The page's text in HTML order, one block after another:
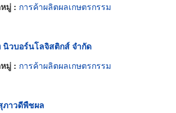
มู่ : การค้าผลิตผลเกษตรกรรม
นิวบอร์นโลจิสติกส์ จำกัด
มู่ : การค้าผลิตผลเกษตรกรรม
ภาวดีพืชผล